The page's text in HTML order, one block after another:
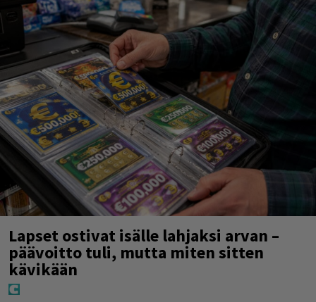
Lapset ostivat isälle lahjaksi arvan –
päävoitto tuli, mutta miten sitten
kävikään